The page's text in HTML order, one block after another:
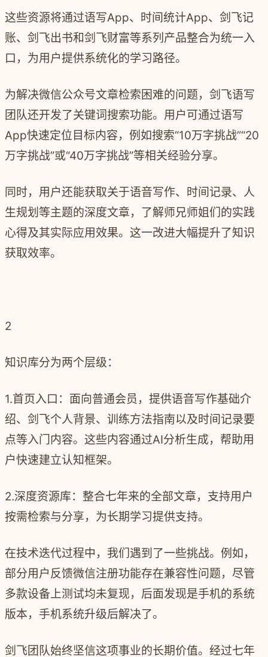
这些资源将通过语写App、时间统计App、剑飞记
账、剑飞出书和剑飞财富等系列产品整合为统一入
口，为用户提供系统化的学习路径。
为解决微信公众号文章检索困难的问题，剑飞语写
团队还开发了关键词搜索功能。用户可通过语写
App快速定位目标内容，例如搜索“10万字挑战”“20
万字挑战”或“40万字挑战”等相关经验分享。
同时，用户还能获取关于语音写作、时间记录、人
生规划等主题的深度文章，了解师兄师姐们的实践
心得及其实际应用效果。这一改进大幅提升了知识
获取效率。
2
知识库分为两个层级：
1.首页入口：面向普通会员，提供语音写作基础介
绍、剑飞个人背景、训练方法指南以及时间记录要
点等入门内容。这些内容通过AI分析生成，帮助用
户快速建立认知框架。
2.深度资源库：整合七年来的全部文章，支持用户
按需检索与分享，为长期学习提供支持。
在技术迭代过程中，我们遇到了一些挑战。例如，
部分用户反馈微信注册功能存在兼容性问题，尽管
多款设备上测试均未复现，后面发现是手机的系统
版本，手机系统升级后解决了。
剑飞团队始终坚信这项事业的长期价值。经过七年